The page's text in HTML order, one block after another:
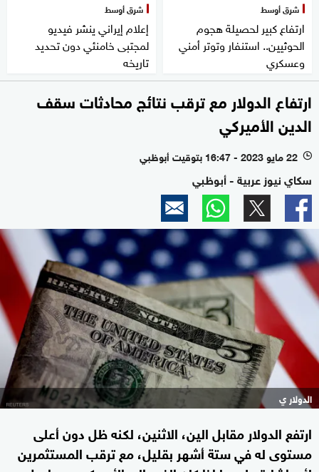
شرق أوسط
ارتفاع كبير لحصيلة هجوم
الحوثيين.. استنفار وتوتر أمني
وعسكري
شرق أوسط
إعلام إيراني ينشر فيديو
لمجتبى خامنئي دون تحديد
تاريخه
ارتفاع الدولار مع ترقب نتائج محادثات سقف
الدين الأميركي
l 22 مايو 2023 - 16:47 بتوقيت أبوظبي
سكاي نيوز عربية - أبوظبي
الدولار ي
ارتفع الدولار مقابل الين، الاثنين، لكنه ظل دون أعلى
مستوى له في ستة أشهر بقليل، مع ترقب المستثمرين